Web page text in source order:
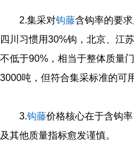
2.集采对钩藤含钩率的要
四川习惯用30%钩，北京、江
不低于90%，相当于整体质量
3000吨，但符合集采标准的可
3.钩藤价格核心在于含钩
及其他质量指标愈发谨慎。